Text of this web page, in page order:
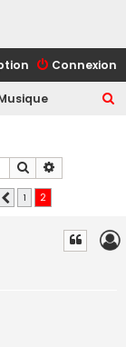
Connexion
c
Rechercher
Précédent
1
2